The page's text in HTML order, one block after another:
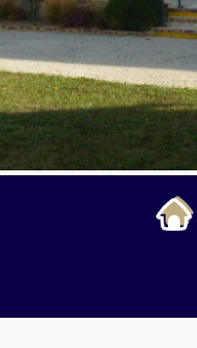
Marchés
et Infantile